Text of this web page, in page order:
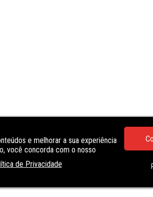
ELEVATOR
e melhorar a sua experiência
você concorda com o nosso
de Privacidade